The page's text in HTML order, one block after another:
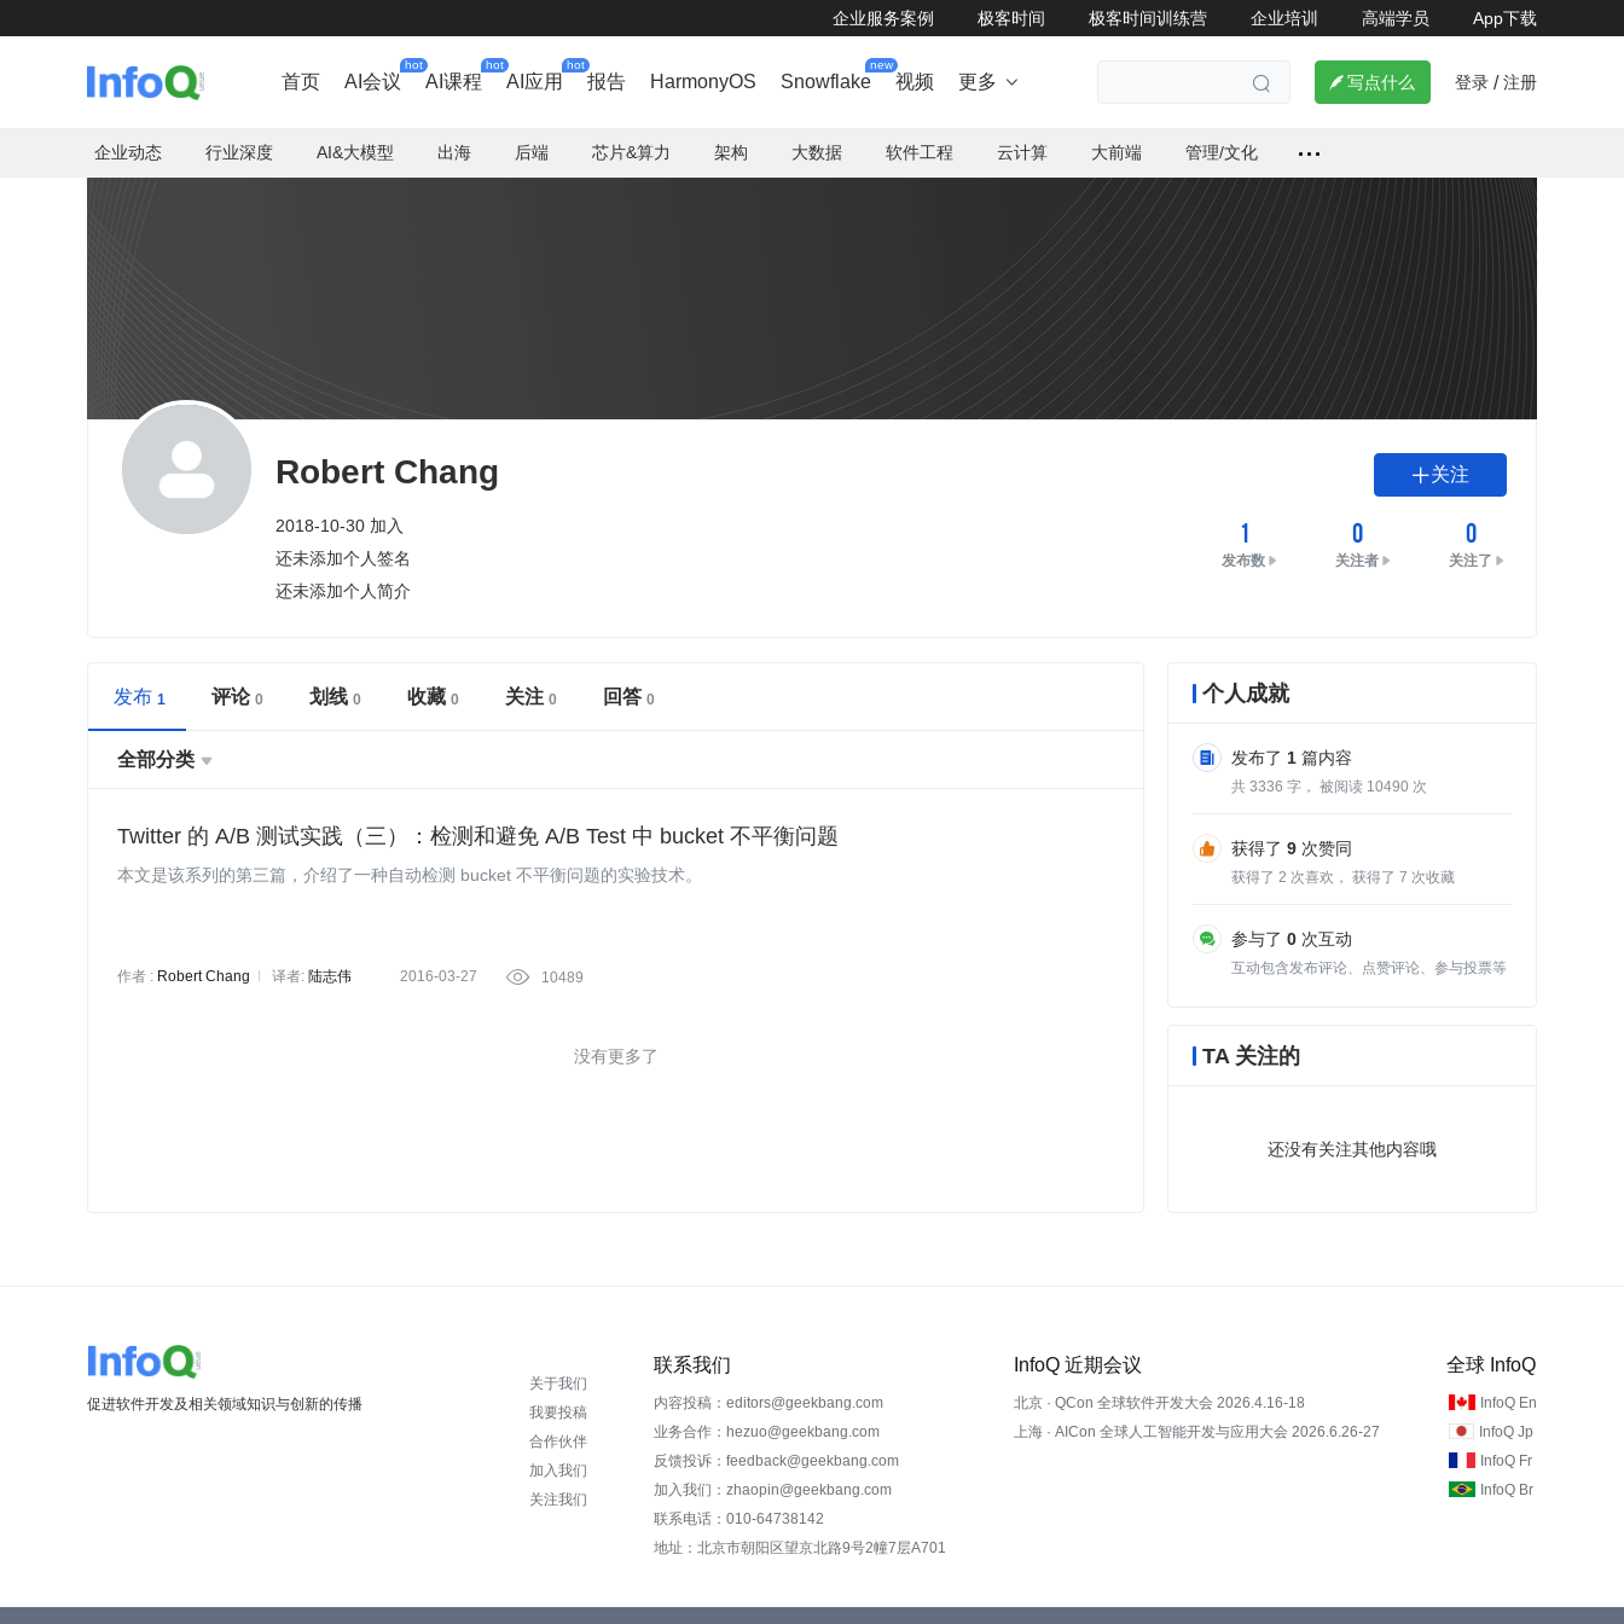
企业服务案例 极客时间 极客时间训练营 企业培训 高端学员 App下载
首页 AI会议
hot
AI课程
hot
AI应用
hot
报告 HarmonyOS Snowflake
new
视频 更多    写点什么 登录 / 注册
企业动态 行业深度 AI&大模型 出海 后端 芯片&算力 架构 大数据 软件工程 云计算 大前端 管理/文化
Robert Chang
2018-10-30 加入
还未添加个人签名
还未添加个人简介
关注
1
发布数
0
关注者
0
关注了
发布 评论 划线 收藏 关注 回答
全部分类 
Twitter 的 A/B 测试实践（三）：检测和避免 A/B Test 中 bucket 不平衡问题
本文是该系列的第三篇，介绍了一种自动检测 bucket 不平衡问题的实验技术。
作者 : Robert Chang 译者: 陆志伟 2016-03-27  10489
没有更多了
个人成就
发布了 1 篇内容
共 3336 字， 被阅读 10490 次
获得了 9 次赞同
获得了 2 次喜欢， 获得了 7 次收藏
参与了 0 次互动
互动包含发布评论、点赞评论、参与投票等
TA 关注的
还没有关注其他内容哦
促进软件开发及相关领域知识与创新的传播
关于我们
我要投稿
合作伙伴
加入我们
关注我们
联系我们
内容投稿：editors@geekbang.com
业务合作：hezuo@geekbang.com
反馈投诉：feedback@geekbang.com
加入我们：zhaopin@geekbang.com
联系电话：010-64738142
地址：北京市朝阳区望京北路9号2幢7层A701
InfoQ 近期会议
北京 · QCon 全球软件开发大会 2026.4.16-18
上海 · AICon 全球人工智能开发与应用大会 2026.6.26-27
全球 InfoQ
InfoQ En
InfoQ Jp
InfoQ Fr
InfoQ Br